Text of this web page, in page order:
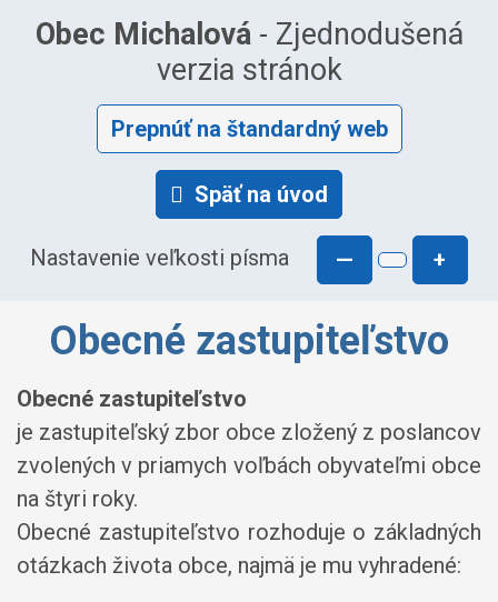
Obec Michalová- Zjednodušená
verzia stránok
Prepnúť na štandardný web
Späť na úvod
Nastavenie veľkosti písma — +
Obecné zastupiteľstvo
Obecné zastupiteľstvo
je zastupiteľský zbor obce zložený z poslancov
zvolených v priamych voľbách obyvateľmi obce
na štyri roky.
Obecné zastupiteľstvo rozhoduje o základných
otázkach života obce, najmä je mu vyhradené: